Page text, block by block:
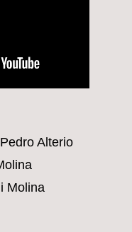
Alterio
Molina